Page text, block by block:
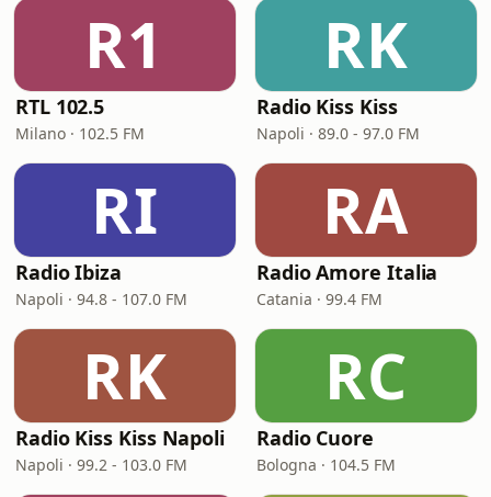
R1
RTL 102.5
Milano · 102.5 FM
RK
Radio Kiss Kiss
Napoli · 89.0 - 97.0 FM
RI
Radio Ibiza
Napoli · 94.8 - 107.0 FM
RA
Radio Amore Italia
Catania · 99.4 FM
RK
Radio Kiss Kiss Napoli
Napoli · 99.2 - 103.0 FM
RC
Radio Cuore
Bologna · 104.5 FM